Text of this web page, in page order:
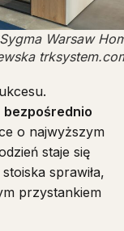
Warsaw
bezpośrednio
o najwyższym
staje się
sprawiła,
przystankiem